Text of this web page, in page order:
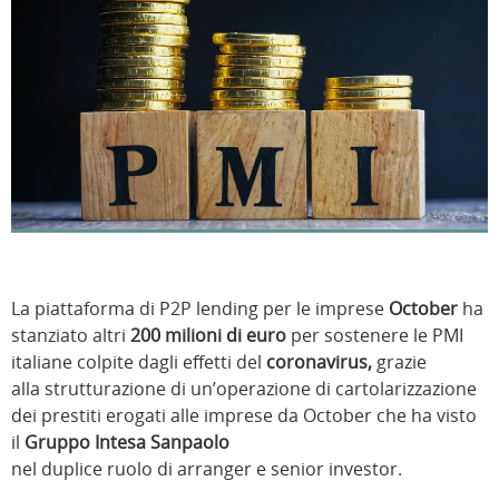
La piattaforma di P2P lending per le imprese October ha
stanziato altri 200 milioni di euro per sostenere le PMI
italiane colpite dagli effetti del coronavirus, grazie
alla strutturazione di un’operazione di cartolarizzazione
dei prestiti erogati alle imprese da October che ha visto
il Gruppo Intesa Sanpaolo
nel duplice ruolo di arranger e senior investor.